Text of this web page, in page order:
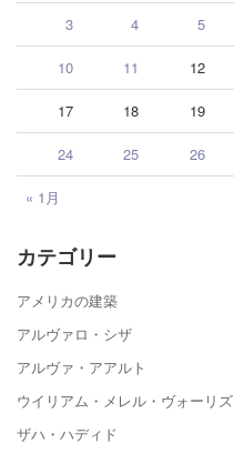
« 1月
3 4 5
10 11 12
17 18 19
24 25 26
カテゴリー
アメリカの建築
アルヴァロ・シザ
アルヴァ・アアルト
ウイリアム・メレル・ヴォーリズ
ザハ・ハディド